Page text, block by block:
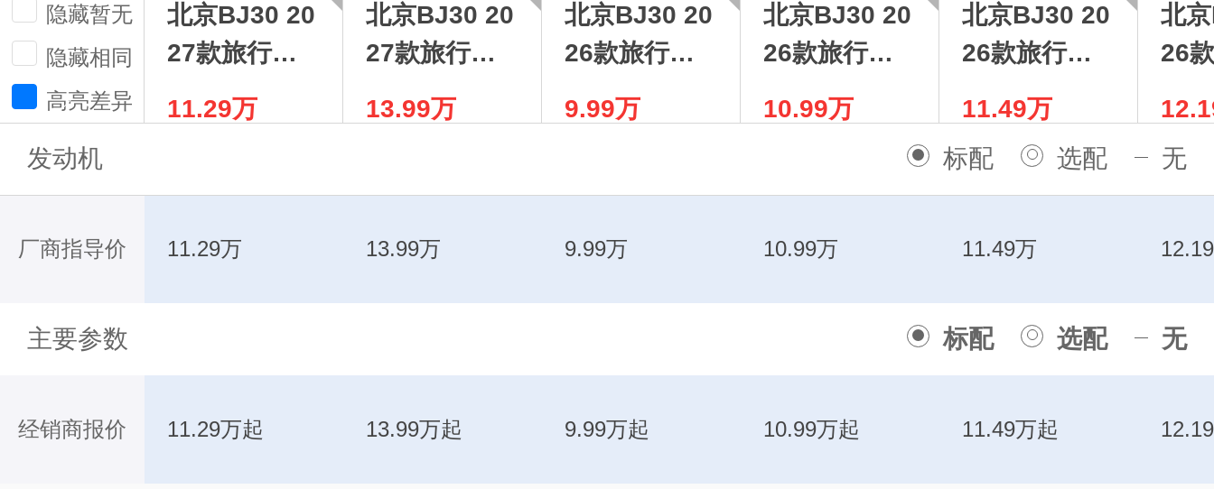
隐藏暂无
隐藏相同
高亮差异
北京BJ30 20
27款旅行家
1.5TDCT两
驱高光版
11.29万
北京BJ30 20
27款旅行家
1.5T混动高光
版
13.99万
北京BJ30 20
26款旅行家
1.5TDCT两
驱标准版
9.99万
北京BJ30 20
26款旅行家
1.5TDCT两
驱进阶版
10.99万
北京BJ30 20
26款旅行家
1.5TDCT两
驱七座版
11.49万
北
26
版
发动机
标配 选配 无
厂商指导价
主要参数 标配 选配 无
经销商报价
11.29万 13.99万 9.99万 10.99万 11.49万
11.29万起 13.99万起 9.99万起 10.99万起 11.49万起